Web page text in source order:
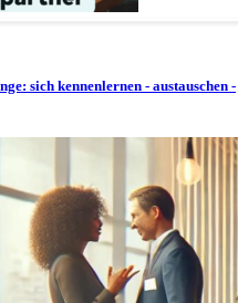
sich kennenlernen - austauschen -